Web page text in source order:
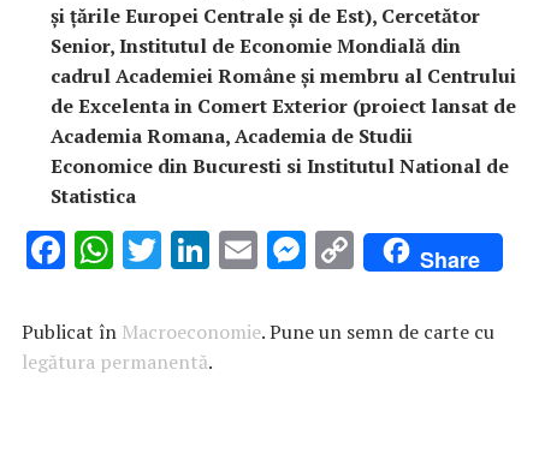
și țările Europei Centrale și de Est), Cercetător
Senior, Institutul de Economie Mondială din
cadrul Academiei Române și membru al Centrului
de Excelenta in Comert Exterior (proiect lansat de
Academia Romana, Academia de Studii
Economice din Bucuresti si Institutul National de
Statistica
F
e
b
W
at
s
T
it
te
Li
k
e
E
ai
M
se
C
o
p
Share
Publicat în Macroeconomie. Pune un semn de carte cu
legătura permanentă.